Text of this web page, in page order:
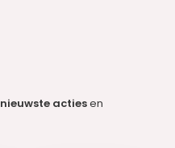
nieuwste actiesen